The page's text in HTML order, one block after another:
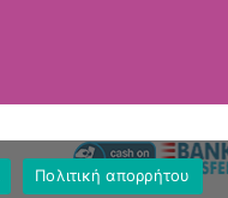
Πολιτική απορρήτου